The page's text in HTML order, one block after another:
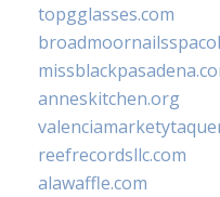
topgglasses.com
anneskitchen.org
reefrecordsllc.com
alawaffle.com